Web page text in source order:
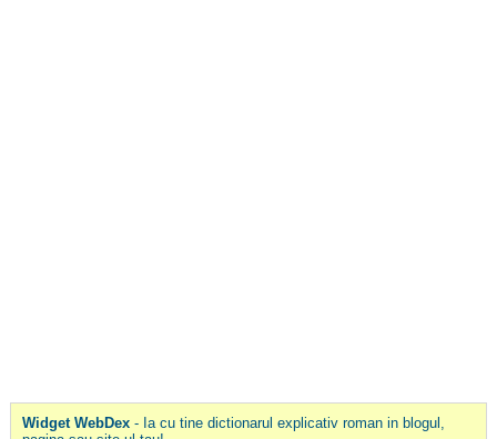
Widget WebDex- Ia cu tine dictionarul explicativ roman in blogul,